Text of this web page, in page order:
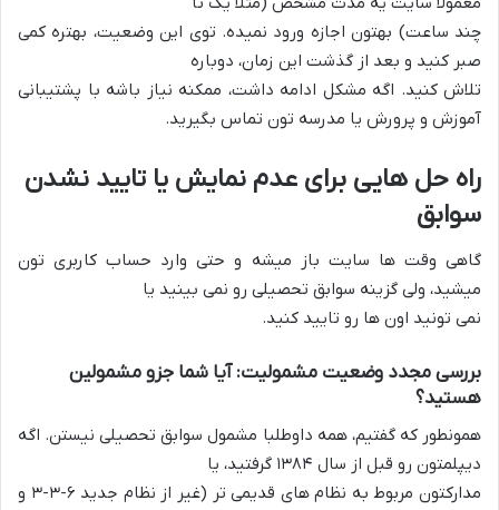
چند ساعت) بهتون اجازه ورود نمیده. توی این وضعیت، بهتره کمی
صبر کنید و بعد از گذشت این زمان، دوباره
تلاش کنید. اگه مشکل ادامه داشت، ممکنه نیاز باشه با پشتیبانی
آموزش و پرورش یا مدرسه تون تماس بگیرید.
راه حل هایی برای عدم نمایش یا تایید نشدن
سوابق
گاهی وقت ها سایت باز میشه و حتی وارد حساب کاربری تون
میشید، ولی گزینه سوابق تحصیلی رو نمی بینید یا
نمی تونید اون ها رو تایید کنید.
بررسی مجدد وضعیت مشمولیت: آیا شما جزو مشمولین
هستید؟
همونطور که گفتیم، همه داوطلبا مشمول سوابق تحصیلی نیستن. اگه
دیپلمتون رو قبل از سال ۱۳۸۴ گرفتید، یا
مدارکتون مربوط به نظام های قدیمی تر (غیر از نظام جدید ۶-۳-۳ و